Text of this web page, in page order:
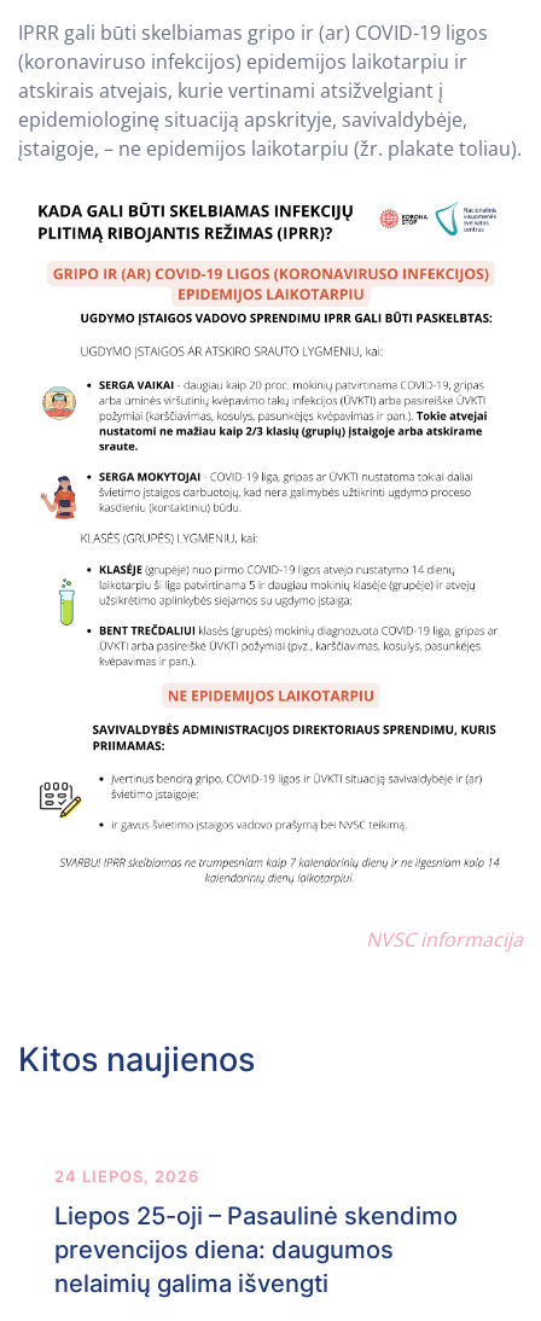
IPRR gali būti skelbiamas gripo ir (ar) COVID-19 ligos
(koronaviruso infekcijos) epidemijos laikotarpiu ir
atskirais atvejais, kurie vertinami atsižvelgiant į
epidemiologinę situaciją apskrityje, savivaldybėje,
įstaigoje, – ne epidemijos laikotarpiu (žr. plakate toliau).
NVSC informacija
Kitos naujienos
24 LIEPOS, 2026
Liepos 25-oji – Pasaulinė skendimo
prevencijos diena: daugumos
nelaimių galima išvengti